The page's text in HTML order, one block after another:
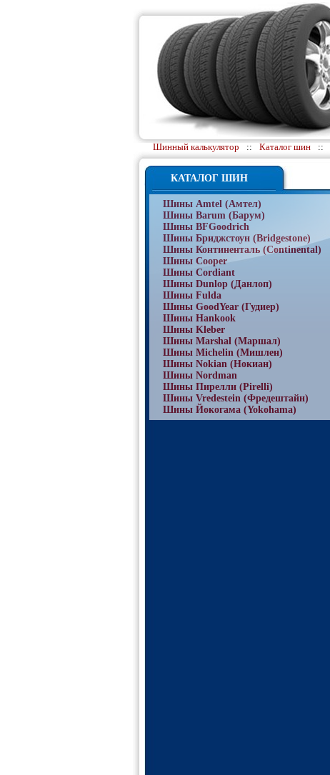
Шинный калькулятор :: Каталог шин ::
КАТАЛОГ ШИН
Шины Amtel (Амтел)
Шины Barum (Барум)
Шины BFGoodrich
Шины Бриджстоун (Bridgestone)
Шины Континенталь (Continental)
Шины Cooper
Шины Cordiant
Шины Dunlop (Данлоп)
Шины Fulda
Шины GoodYear (Гудиер)
Шины Hankook
Шины Kleber
Шины Marshal (Маршал)
Шины Michelin (Мишлен)
Шины Nokian (Нокиан)
Шины Nordman
Шины Пирелли (Pirelli)
Шины Vredestein (Фредештайн)
Шины Йокогама (Yokohama)